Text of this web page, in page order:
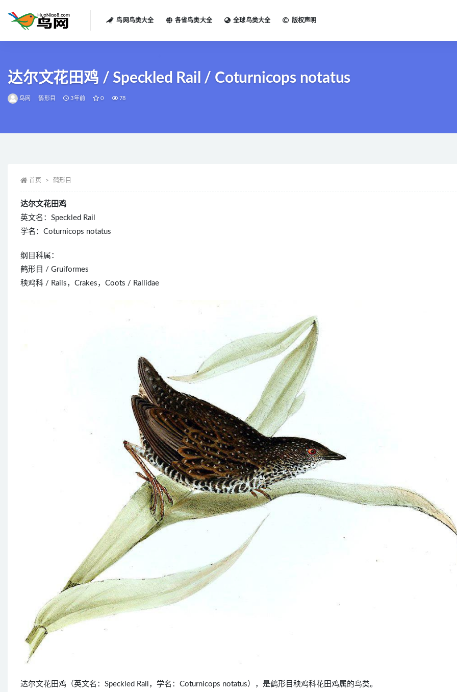
鸟网鸟类大全 各省鸟类大全 全球鸟类大全 版权声明
达尔文花田鸡 / Speckled Rail / Coturnicops notatus
鸟网 鹤形目 3年前 0 78
首页 鹤形目
达尔文花田鸡
英文名：Speckled Rail
学名：Coturnicops notatus
纲目科属：
鹤形目 / Gruiformes
秧鸡科 / Rails，Crakes，Coots / Rallidae
达尔文花田鸡（英文名：Speckled Rail，学名：Coturnicops notatus），是鹤形目秧鸡科花田鸡属的鸟类。